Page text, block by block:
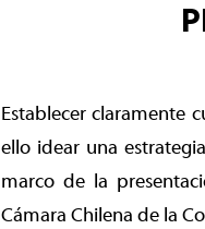
Establecer claramente
ello idear una
marco de la
Cámara Chilena de la